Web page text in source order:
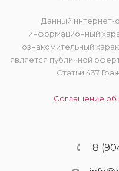
Данный интернет-
информационный
ознакомительный
является публичной
Статьи 437
Соглашение об
8